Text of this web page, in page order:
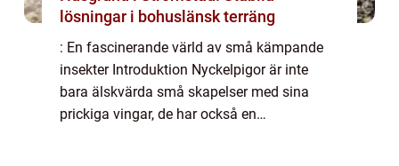
lösningar i bohuslänsk terräng
: En fascinerande värld av små kämpande
insekter Introduktion Nyckelpigor är inte
bara älskvärda små skapelser med sina
prickiga vingar, de har också en